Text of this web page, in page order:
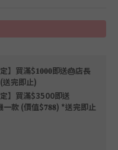
】買滿$𝟏𝟎𝟎𝟎即送🎂店長
完即止)
】買滿$3500即送
一款 (價值$𝟕𝟖𝟖) *送完即止